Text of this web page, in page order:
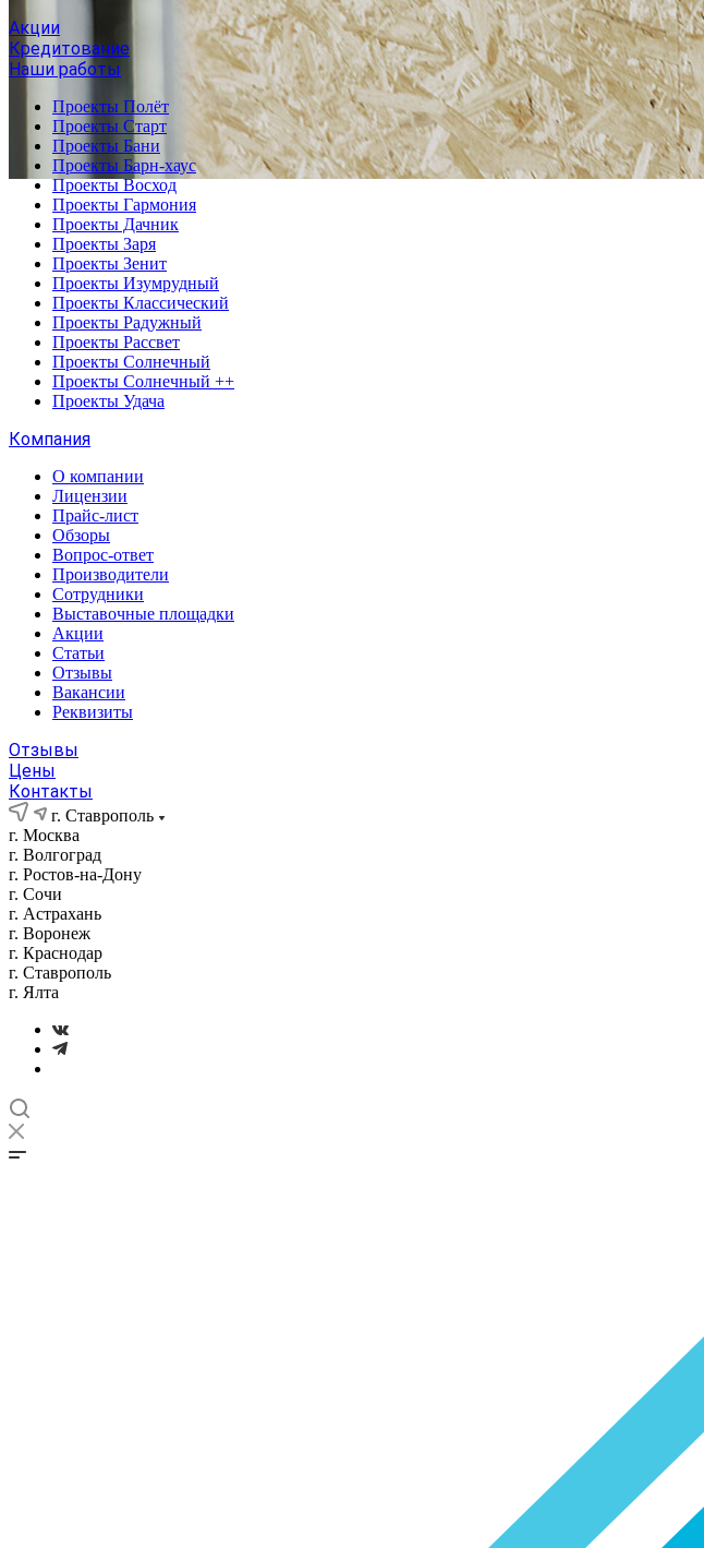
Акции
Кредитование
Наши работы
Проекты Полёт
Проекты Старт
Проекты Бани
Проекты Барн-хаус
Проекты Восход
Проекты Гармония
Проекты Дачник
Проекты Заря
Проекты Зенит
Проекты Изумрудный
Проекты Классический
Проекты Радужный
Проекты Рассвет
Проекты Солнечный
Проекты Солнечный ++
Проекты Удача
Компания
О компании
Лицензии
Прайс-лист
Обзоры
Вопрос-ответ
Производители
Сотрудники
Выставочные площадки
Акции
Статьи
Отзывы
Вакансии
Реквизиты
Отзывы
Цены
Контакты
г. Ставрополь
г. Москва
г. Волгоград
г. Ростов-на-Дону
г. Сочи
г. Астрахань
г. Воронеж
г. Краснодар
г. Ставрополь
г. Ялта